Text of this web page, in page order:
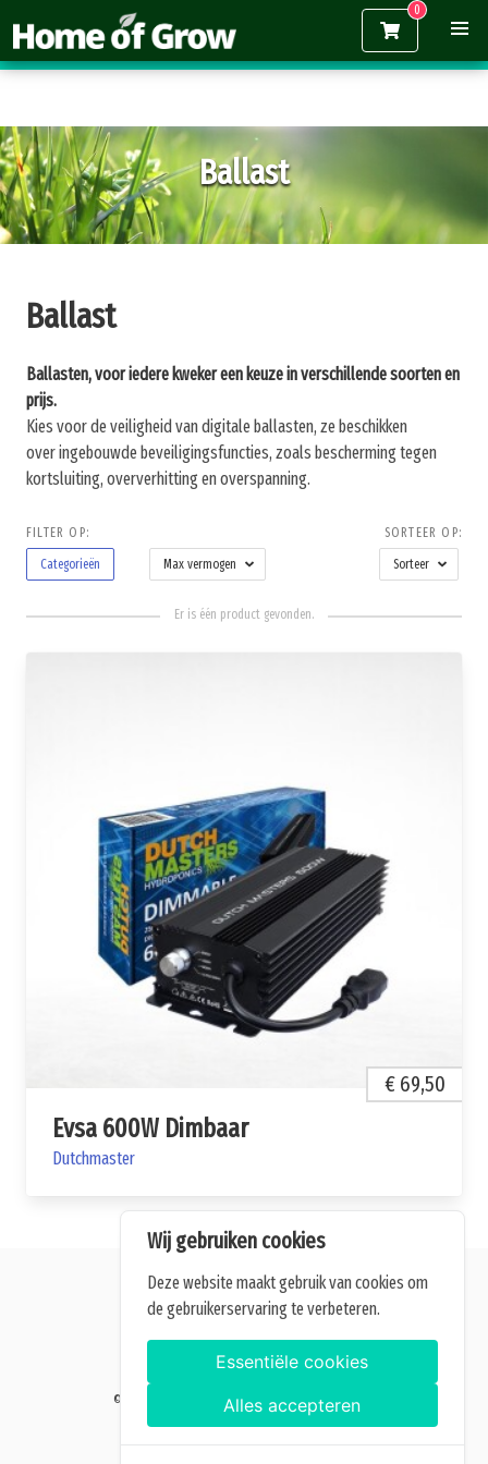
Gratis verzending vanaf €150,-
Ballast
Ballast
Ballasten, voor iedere kweker een keuze in verschillende soorten en
prijs.
Kies voor de veiligheid van digitale ballasten, ze beschikken
over ingebouwde beveiligingsfuncties, zoals bescherming tegen
kortsluiting, oververhitting en overspanning.
FILTER OP:
Categorieën Max vermogen
SORTEER OP:
Sorteer
€ 69,50
Evsa 600W Dimbaar
Dutchmaster
Alle getoonde prijzen zijn incl. BTW.
Algemene Voorwaarden
Manage cookies
©2026 Home of Grow — Alle rechten voorbehouden.
Wij gebruiken cookies
Deze website maakt gebruik van cookies om
de gebruikerservaring te verbeteren.
Essentiële cookies
Alles accepteren